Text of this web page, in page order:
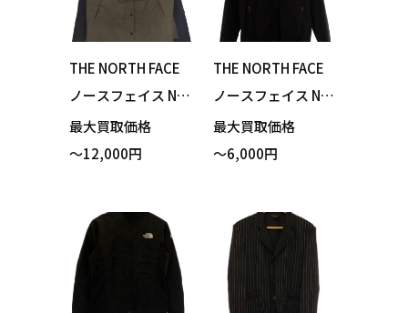
買い取りました！
た！
THE NORTH FACE
ノースフェイス NP
W62236 Mountain
Light Jacket マウ
プ Lサイズ 買い取
りました！
最大買取価格
～12,000円
THE NORTH FACE
ノースフェイス NP
22370 Infinity Trai
l Hoodie インフィ
ブラック Sサイズ
ポーチ付き 買い取
りました！
最大買取価格
～6,000円